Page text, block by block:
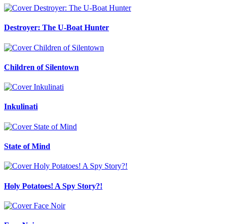
Destroyer: The U-Boat Hunter
Children of Silentown
Inkulinati
State of Mind
Holy Potatoes! A Spy Story?!